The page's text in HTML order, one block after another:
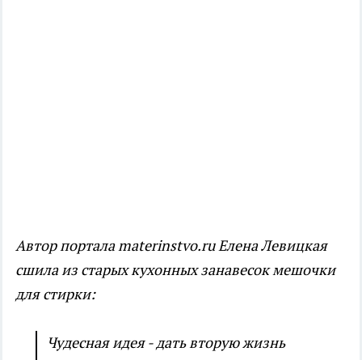
Автор портала materinstvo.ru Елена Левицкая
сшила из старых кухонных занавесок мешочки
для стирки:
Чудесная идея - дать вторую жизнь